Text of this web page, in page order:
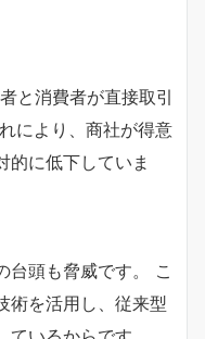
と消費者が直接取引
により、商社が得意
的に低下していま
台頭も脅威です。 こ
術を活用し、従来型